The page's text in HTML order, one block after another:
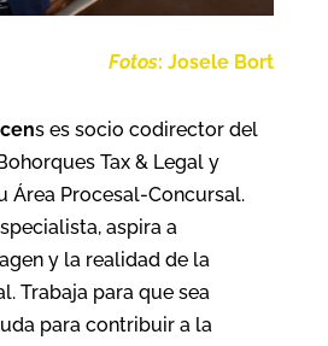
Fotos: Josele Bort
s es socio codirector del
Tax & Legal y
Área Procesal-Concursal.
aspira a
y la realidad de la
Trabaja para que sea
para contribuir a la